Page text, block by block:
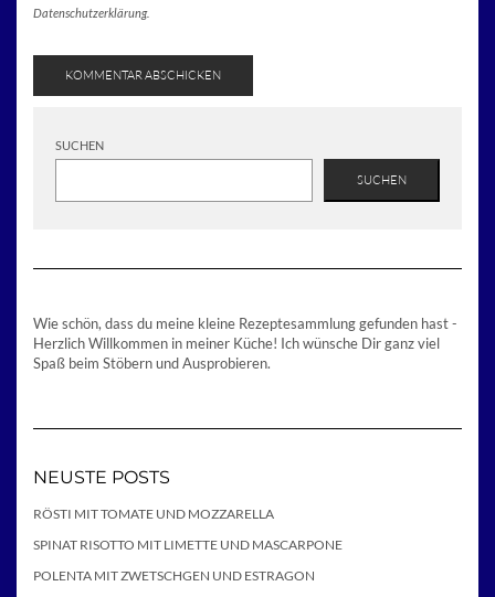
Datenschutzerklärung.
SUCHEN
SUCHEN
Wie schön, dass du meine kleine Rezeptesammlung gefunden hast -
Herzlich Willkommen in meiner Küche! Ich wünsche Dir ganz viel
Spaß beim Stöbern und Ausprobieren.
NEUSTE POSTS
RÖSTI MIT TOMATE UND MOZZARELLA
SPINAT RISOTTO MIT LIMETTE UND MASCARPONE
POLENTA MIT ZWETSCHGEN UND ESTRAGON